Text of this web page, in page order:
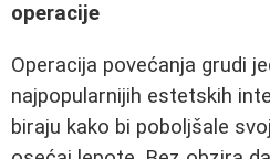
operacije
Operacija povećanja grudi
najpopularnijih estetskih
biraju kako bi poboljšale